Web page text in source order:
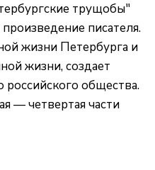
трущобы"
писателя.
жизни Петербурга и
жизни, создает
российского общества.
— четвертая части